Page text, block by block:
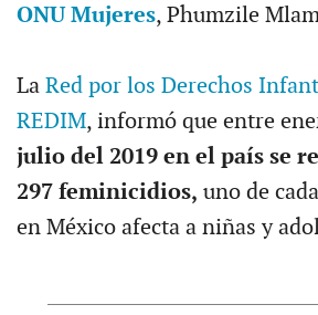
ONU Mujeres, Phumzile
La Red por los Derechos
REDIM, informó que entre
julio del 2019 en el país se
297 feminicidios, uno de
en México afecta a niñas y